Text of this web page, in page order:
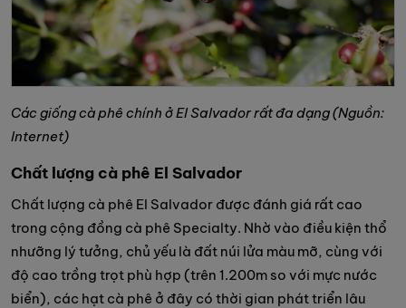
Các giống cà phê chính ở El Salvador rất đa dạng (Nguồn:
Internet)
Chất lượng cà phê El Salvador
Chất lượng cà phê El Salvador được đánh giá rất cao
trong cộng đồng cà phê Specialty. Nhờ vào điều kiện thổ
nhưỡng lý tưởng, chủ yếu là đất núi lửa màu mỡ, cùng với
độ cao trồng trọt phù hợp (trên 1.200m so với mực nước
biển), các hạt cà phê ở đây có thời gian phát triển lâu